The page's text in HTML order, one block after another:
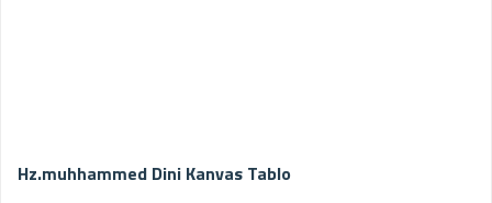
Hz.muhhammed Dini Kanvas Tablo